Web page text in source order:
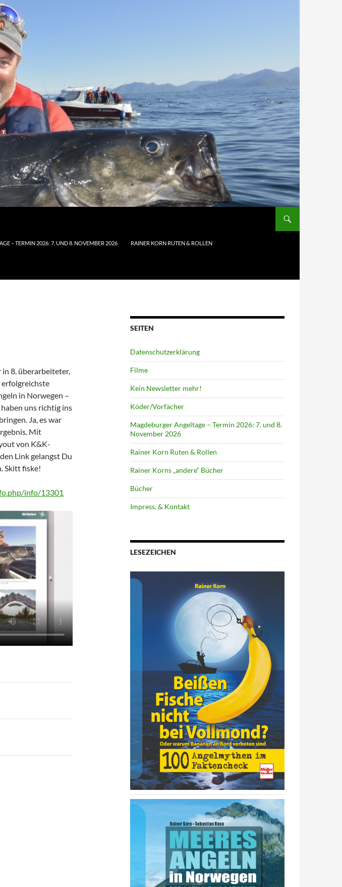
– TERMIN 2026: 7. UND 8. NOVEMBER 2026 RAINER KORN RUTEN & ROLLEN
in 8. überarbeiteter,
in Norwegen –
uns richtig ins
Ja, es war
Mit
von K&K-
Link gelangst Du
Skitt fiske!
info/13301
SEITEN
Datenschutzerklärung
Filme
Kein Newsletter mehr!
Köder/Vorfächer
Magdeburger Angeltage – Termin 2026: 7. und 8.
November 2026
Rainer Korn Ruten & Rollen
Rainer Korns „andere“ Bücher
Bücher
Impress. & Kontakt
LESEZEICHEN